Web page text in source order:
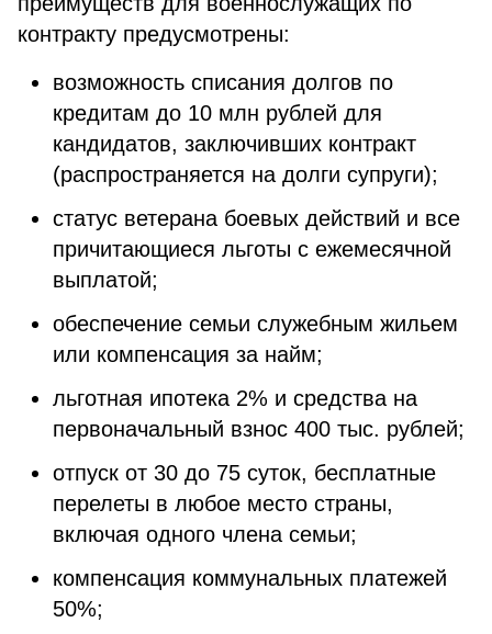
контракту предусмотрены:
возможность списания долгов по
кредитам до 10 млн рублей для
кандидатов, заключивших контракт
(распространяется на долги супруги);
статус ветерана боевых действий и все
причитающиеся льготы с ежемесячной
выплатой;
обеспечение семьи служебным жильем
или компенсация за найм;
льготная ипотека 2% и средства на
первоначальный взнос 400 тыс. рублей;
отпуск от 30 до 75 суток, бесплатные
перелеты в любое место страны,
включая одного члена семьи;
компенсация коммунальных платежей
50%;